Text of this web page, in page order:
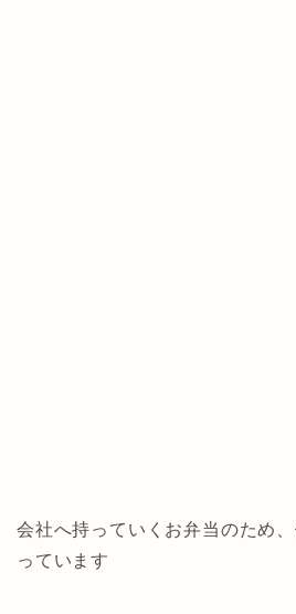
会社へ持っていくお弁当のため
っています